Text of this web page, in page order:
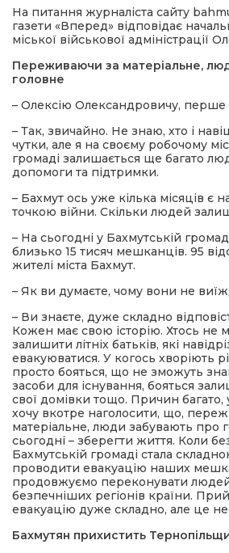
місія
На питання журналіста сайту
газети «Вперед» відповідає
міської військової адміністрації
Переживаючи за матеріальне,
головне
– Олексію Олександровичу, перше
– Так, звичайно. Не знаю, хто і
чутки, але я на своєму робочому
громаді залишається ще багато
допомоги та підтримки.
– Бахмут ось уже кілька місяців є
точкою війни. Скільки людей
– На сьогодні у Бахмутській
близько 15 тисяч мешканців. 95
жителі міста Бахмут.
– Як ви думаєте, чому вони не
– Ви знаєте, дуже складно
Кожен має свою історію. Хтось не
залишити літніх батьків, які
евакуюватися. У когось хворіють
просто бояться, що не зможуть
засоби для існування, бояться
свої домівки тощо. Причин багато,
хочу вкотре наголосити, що,
матеріальне, люди забувають про
сьогодні – зберегти життя. Коли
Бахмутській громаді стала
проводити евакуацію наших
продовжуємо переконувати
безпечніших регіонів країни.
евакуацію дуже складно, але це
Бахмутян прихистить